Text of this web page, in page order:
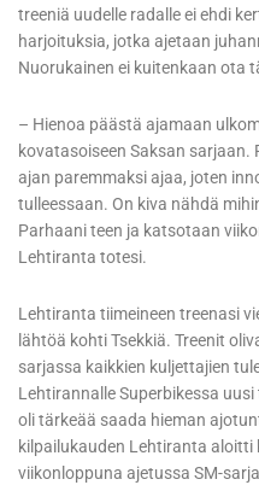
treeniä uudelle radalle ei ehdi
harjoituksia, jotka ajetaan
Nuorukainen ei kuitenkaan ota
– Hienoa päästä ajamaan
kovatasoiseen Saksan
ajan paremmaksi ajaa, joten
tulleessaan. On kiva nähdä
Parhaani teen ja katsotaan
Lehtiranta totesi.
Lehtiranta tiimeineen treenasi
lähtöä kohti Tsekkiä. Treenit
sarjassa kaikkien kuljettajien
Lehtirannalle Superbikessa
oli tärkeää saada hieman
kilpailukauden Lehtiranta aloitti
viikonloppuna ajetussa SM-